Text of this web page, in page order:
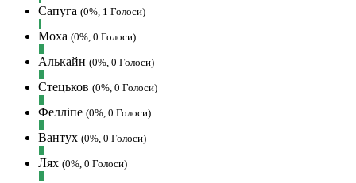
DJGycle :Tamada
Makiavelli :
Makiavelli :
нема....все йде до чергового провалу
Hatsyk
Вірю що чат і сайт загалом буде ще
активніший з часом)
Сапуга (0%, 1 Голоси)
Моха (0%, 0 Голоси)
Алькайн (0%, 0 Голоси)
Стецьков (0%, 0 Голоси)
Фелліпе (0%, 0 Голоси)
Вантух (0%, 0 Голоси)
Лях (0%, 0 Голоси)